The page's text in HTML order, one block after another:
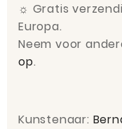
☼ Gratis
Europa.
Neem voor
op.
Kunstenaar: